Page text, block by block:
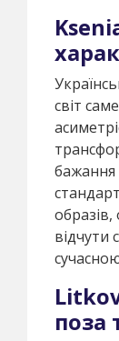
світ
бажання
образів,
відчути
поза